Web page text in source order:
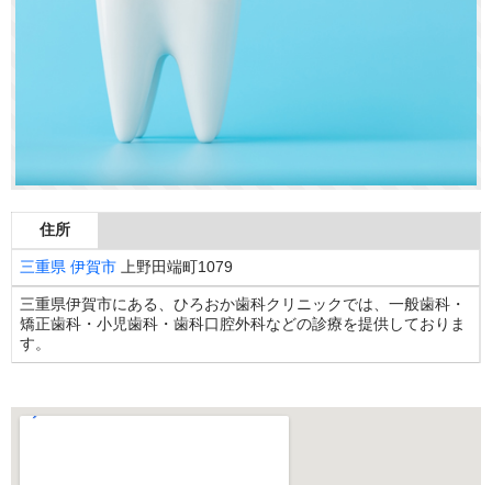
住所
三重県 伊賀市 上野田端町1079
三重県伊賀市にある、ひろおか歯科クリニックでは、一般歯科・
矯正歯科・小児歯科・歯科口腔外科などの診療を提供しておりま
す。